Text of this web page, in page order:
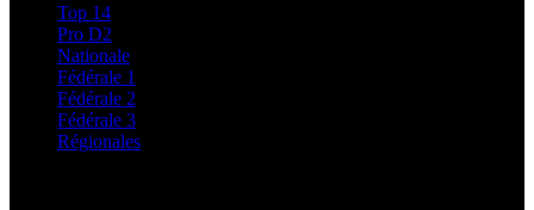
Top 14
Pro D2
Nationale
Fédérale 1
Fédérale 2
Fédérale 3
Régionales